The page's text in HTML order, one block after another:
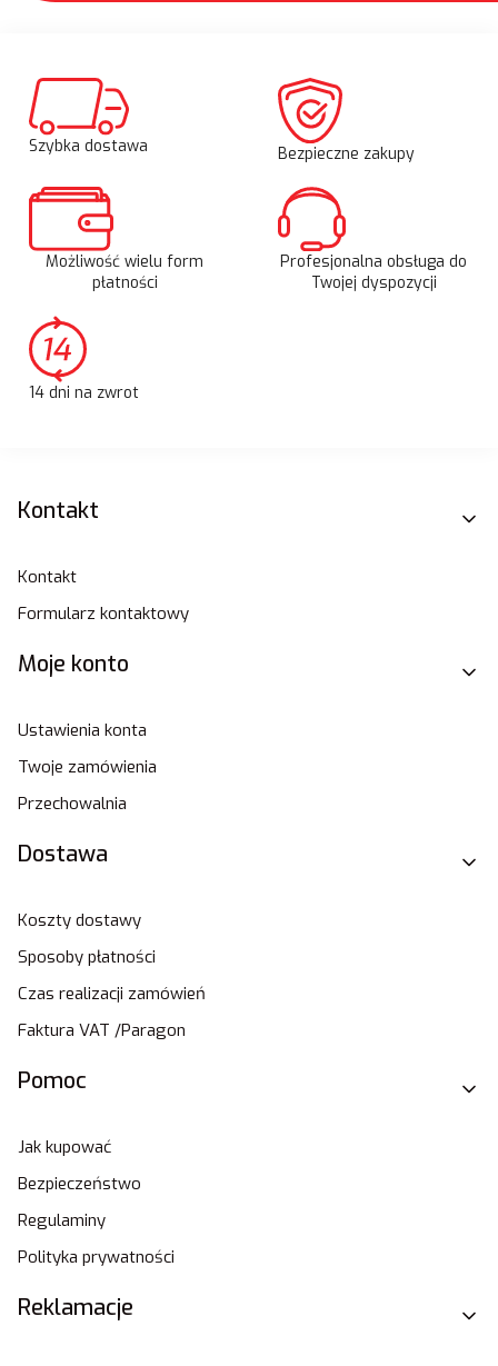
Szybka dostawa Bezpieczne zakupy
Możliwość wielu form
płatności
Profesjonalna obsługa do
Twojej dyspozycji
14 dni na zwrot
Linki w stopce
Kontakt
Kontakt
Formularz kontaktowy
Moje konto
Ustawienia konta
Twoje zamówienia
Przechowalnia
Dostawa
Koszty dostawy
Sposoby płatności
Czas realizacji zamówień
Faktura VAT /Paragon
Pomoc
Jak kupować
Bezpieczeństwo
Regulaminy
Polityka prywatności
Reklamacje